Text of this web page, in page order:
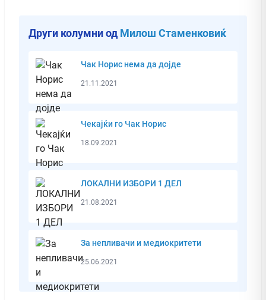
Други колумни од Милош Стаменковиќ
Чак Норис нема да дојде
21.11.2021
Чекајќи го Чак Норис
18.09.2021
ЛОКАЛНИ ИЗБОРИ 1 ДЕЛ
21.08.2021
За непливачи и медиокритети
25.06.2021